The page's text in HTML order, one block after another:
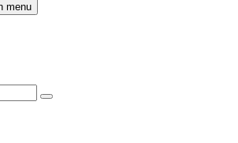
menu